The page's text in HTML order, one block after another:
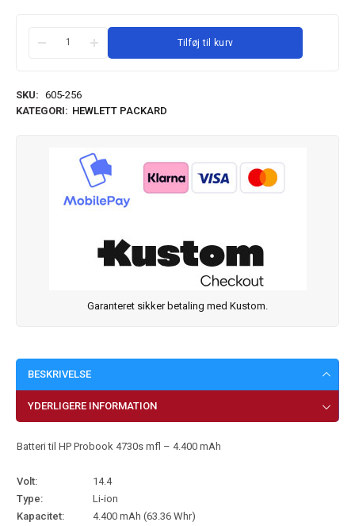
Tilføj til kurv
SKU: 605-256
KATEGORI: HEWLETT PACKARD
Garanteret sikker betaling med Kustom.
BESKRIVELSE
YDERLIGERE INFORMATION
Batteri til HP Probook 4730s mfl – 4.400 mAh
Volt:
14.4
Type:
Li-ion
Kapacitet:
4.400 mAh (63.36 Whr)